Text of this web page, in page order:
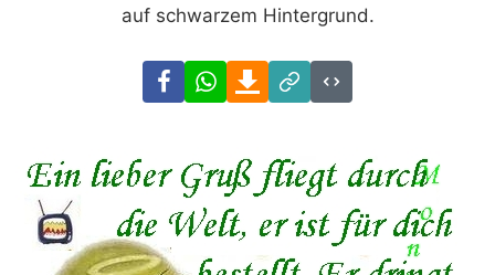
auf schwarzem Hintergrund.
FacebookWhatsAppDownload
Link
Code